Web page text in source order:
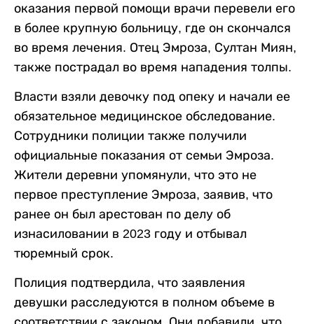
оказания первой помощи врачи перевели его
в более крупную больницу, где он скончался
во время лечения. Отец Эмроза, Султан Миян,
также пострадал во время нападения толпы.
Власти взяли девочку под опеку и начали ее
обязательное медицинское обследование.
Сотрудники полиции также получили
официальные показания от семьи Эмроза.
Жители деревни упомянули, что это не
первое преступление Эмроза, заявив, что
ранее он был арестован по делу об
изнасиловании в 2023 году и отбывал
тюремный срок.
Полиция подтвердила, что заявления
девушки расследуются в полном объеме в